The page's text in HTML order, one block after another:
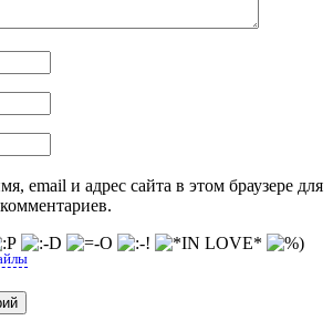
email и адрес сайта в этом браузере для